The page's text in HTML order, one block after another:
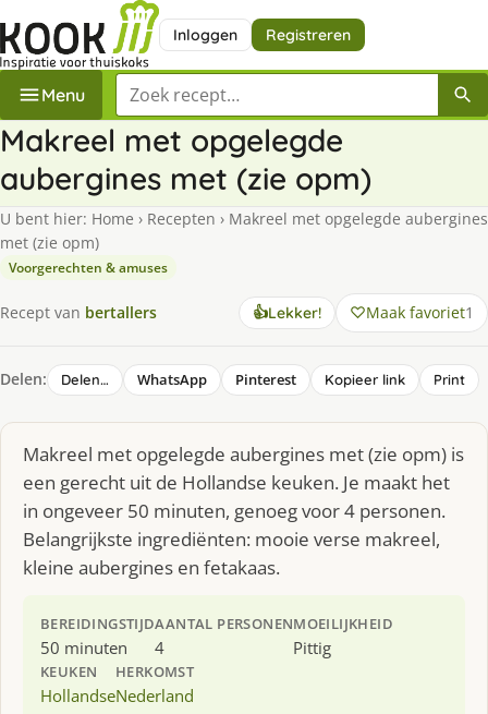
Inloggen Registreren
Menu Zoek een recept
Makreel met opgelegde
aubergines met (zie opm)
U bent hier: Home › Recepten › Makreel met opgelegde aubergines
met (zie opm)
Voorgerechten & amuses
Recept van bertallers 👍Lekker! Maak favoriet1
Delen: Delen… WhatsApp Pinterest Kopieer link Print
Makreel met opgelegde aubergines met (zie opm) is
een gerecht uit de Hollandse keuken. Je maakt het
in ongeveer 50 minuten, genoeg voor 4 personen.
Belangrijkste ingrediënten: mooie verse makreel,
kleine aubergines en fetakaas.
BEREIDINGSTIJD
50 minuten
AANTAL PERSONEN
4
MOEILIJKHEID
Pittig
KEUKEN
Hollandse
HERKOMST
Nederland